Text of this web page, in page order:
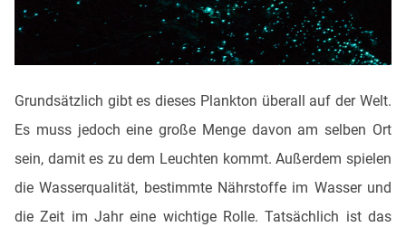
Grundsätzlich gibt es dieses Plankton überall auf der Welt.
Es muss jedoch eine große Menge davon am selben Ort
sein, damit es zu dem Leuchten kommt. Außerdem spielen
die Wasserqualität, bestimmte Nährstoffe im Wasser und
die Zeit im Jahr eine wichtige Rolle. Tatsächlich ist das